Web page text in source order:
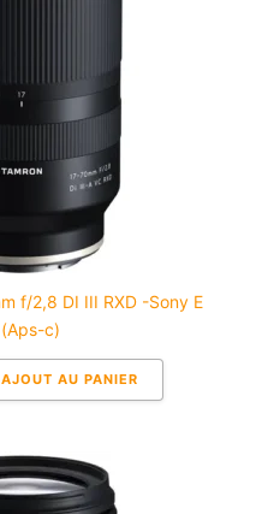
f/2,8 DI III RXD -Sony E
(Aps-c)
AJOUT AU PANIER